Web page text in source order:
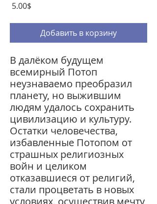
‏5.00 ‏$
Добавить в корзину
В далёком будущем
всемирный Потоп
неузнаваемо преобразил
планету, но выжившим
людям удалось сохранить
цивилизацию и культуру.
Остатки человечества,
избавленные Потопом от
страшных религиозных
войн и целиком
отказавшиеся от религий,
стали процветать в новых